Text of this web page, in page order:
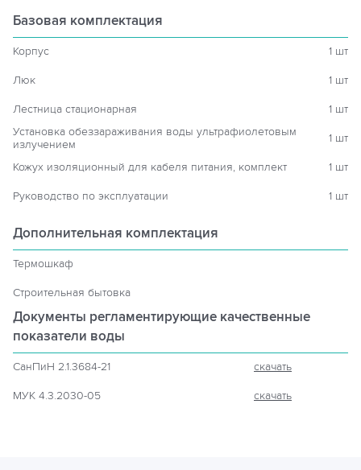
Базовая комплектация
Корпус 1 шт
Люк 1 шт
Лестница стационарная
1 шт
Установка обеззараживания воды ультрафиолетовым
излучением
1 шт
Кожух изоляционный для кабеля питания, комплект 1 шт
Руководство по эксплуатации 1 шт
Дополнительная комплектация
Термошкаф
Строительная бытовка
Документы регламентирующие качественные
показатели воды
СанПиН 2.1.3684-21 скачать
МУК 4.3.2030-05 скачать